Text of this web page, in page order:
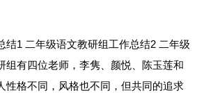
结1
组有四位老师，李隽、颜悦、陈玉莲和
性格不同，风格也不同，但共同的追求
二年级语文教研组工作总结2 二年级